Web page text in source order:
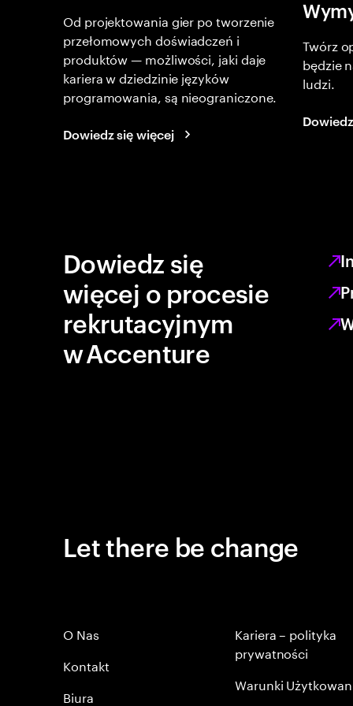
Od projektowania gier po tworzenie
przełomowych doświadczeń i
produktów — możliwości, jaki daje
kariera w dziedzinie języków
programowania, są nieograniczone.
Dowiedz się więcej
Twórz
będzie
ludzi.
Dowiedz się
więcej o procesie
rekrutacyjnym
w Accenture
Let there be change
O Nas
Kontakt
Biura
Kariera – polityka
prywatności
Warunki